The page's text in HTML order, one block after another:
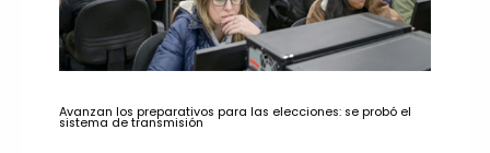
Avanzan los preparativos para las elecciones: se probó el
sistema de transmisión